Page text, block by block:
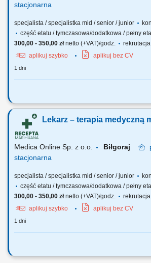
stacjonarna
specjalista / specjalistka mid / senior / junior
część etatu / tymczasowa/dodatkowa / pełny
300,00 - 350,00 złnetto (+VAT)/godz.
aplikuj szybko
aplikuj bez CV
1 dni
Zapraszamy do współpracy z naszą firmą
medycznej marihuanie, działającej stacjonarnie.
doświadczonych lekarzy i lekarek różnych
otwarci na rozwój oraz poszerzanie wiedzy, aby
zespołu jako tzn. Lekarz...
Lekarz – terapia medyczną
Medica Online Sp. z o.o. Biłgoraj
stacjonarna
specjalista / specjalistka mid / senior / junior
część etatu / tymczasowa/dodatkowa / pełny
300,00 - 350,00 złnetto (+VAT)/godz.
aplikuj szybko
aplikuj bez CV
1 dni
Zapraszamy do współpracy z naszą firmą